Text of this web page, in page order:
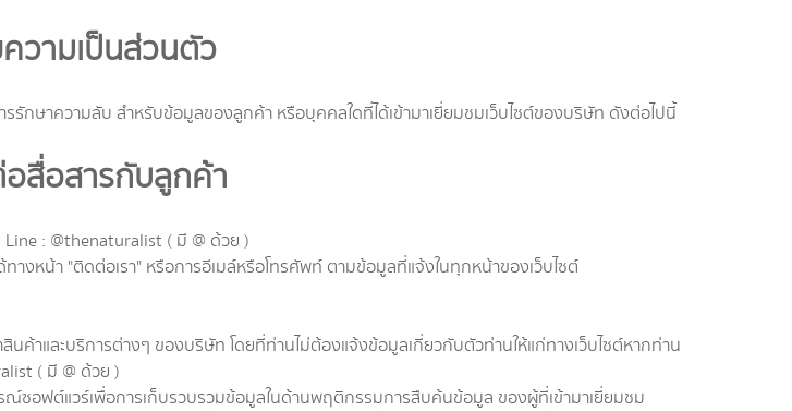
วามเป็นส่วนตัว
กษาความลับ สำหรับข้อมูลของลูกค้า หรือบุคคลใดที่ได้เข้ามาเยี่ยมชมเว็บไซต์ของบริษัท ดังต่อไปนี้
สื่อสารกับลูกค้า
: @thenaturalist ( มี @ ด้วย )
งหน้า "ติดต่อเรา" หรือการอีเมล์หรือโทรศัพท์ ตามข้อมูลที่แจ้งในทุกหน้าของเว็บไซต์
าและบริการต่างๆ ของบริษัท โดยที่ท่านไม่ต้องแจ้งข้อมูลเกี่ยวกับตัวท่านให้แก่ทางเว็บไซต์หากท่าน
( มี @ ด้วย )
ซอฟต์แวร์เพื่อการเก็บรวบรวมข้อมูลในด้านพฤติกรรมการสืบค้นข้อมูล ของผู้ที่เข้ามาเยี่ยมชม